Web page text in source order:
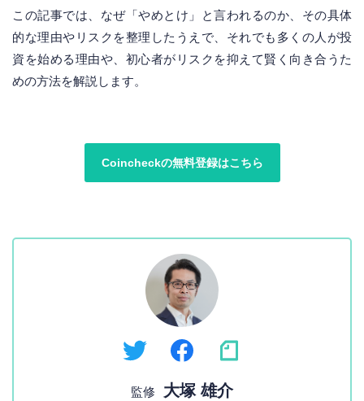
この記事では、なぜ「やめとけ」と言われるのか、その具体
的な理由やリスクを整理したうえで、それでも多くの人が投
資を始める理由や、初心者がリスクを抑えて賢く向き合うた
めの方法を解説します。
Coincheckの無料登録はこちら
監修 大塚 雄介